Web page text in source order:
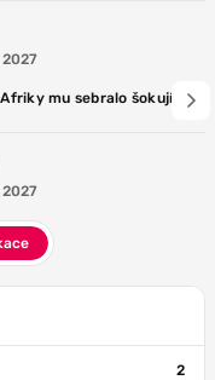
mu sebralo šokující
2